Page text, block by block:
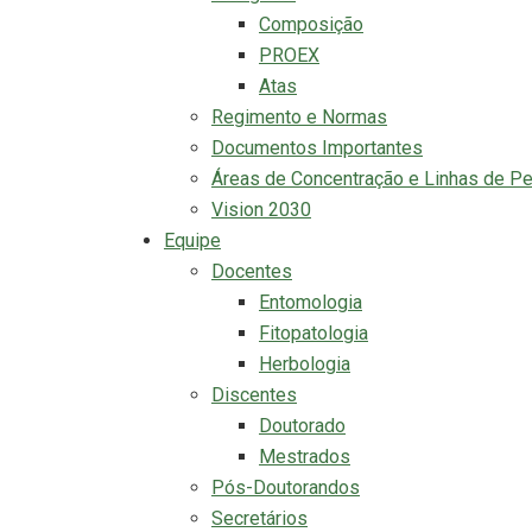
Composição
PROEX
Atas
Regimento e Normas
Documentos Importantes
Áreas de Concentração e Linhas de
Vision 2030
Equipe
Docentes
Entomologia
Fitopatologia
Herbologia
Discentes
Doutorado
Mestrados
Pós-Doutorandos
Secretários